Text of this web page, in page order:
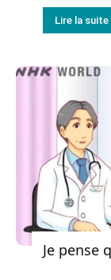
Lire la suite
Je pense